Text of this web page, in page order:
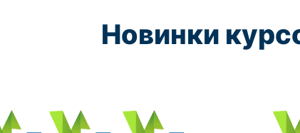
Новинки
Курс обучения:
Курс обучения:
Курс